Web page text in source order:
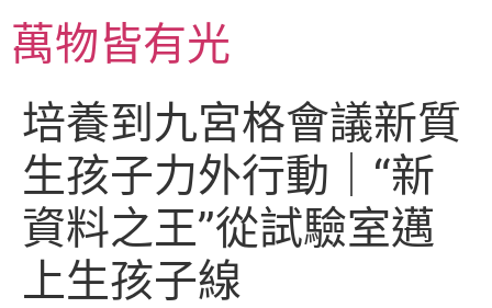
主萬物皆有光
培養到九宮格會議新質
生孩子力外行動｜“新
資料之王”從試驗室邁
上生孩子線